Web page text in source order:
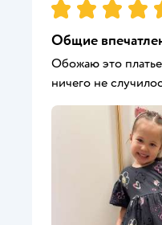
Рейтинг:5
Общие
Обожаю это платье
ничего не